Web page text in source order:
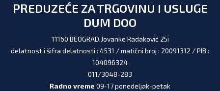
PREDUZEĆE ZA TRGOVINU I USLUGE
DUM DOO
11160 BEOGRAD,Jovanke Radaković 25i
delatnost i šifra delatnosti : 4531 / matični broj : 20091312 / PIB :
104096324
011/3048-283
Radno vreme 09-17 ponedeljak-petak